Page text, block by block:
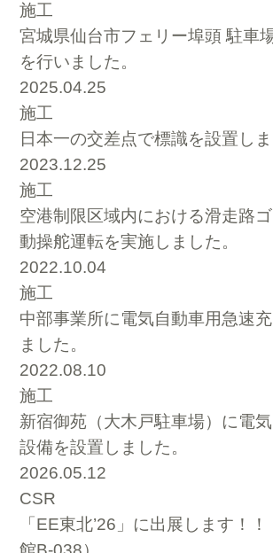
施工
宮城県仙台市フェリー埠頭 駐車
を行いました。
2025.04.25
施工
日本一の交差点で標識を設置しま
2023.12.25
施工
空港制限区域内における滑走路
動操舵運転を実施しました。
2022.10.04
施工
中部事業所に電気自動車用急速
ました。
2022.08.10
施工
新宿御苑（大木戸駐車場）に電
設備を設置しました。
2026.05.12
CSR
「EE東北’26」に出展します！